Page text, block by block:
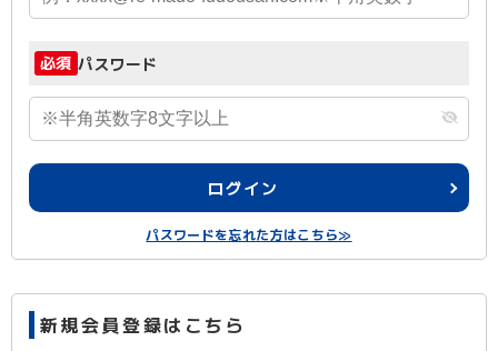
必須 パスワード
ログイン
パスワードを忘れた方はこちら≫
新規会員登録はこちら